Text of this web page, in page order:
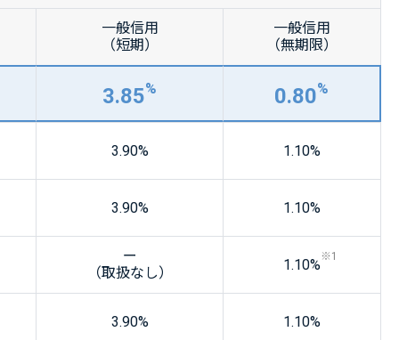
一般信用
（短期）
一般信用
（無期限）
3.85% 0.80%
3.90% 1.10%
3.90% 1.10%
ー
（取扱なし）
1.10%※1
3.90% 1.10%